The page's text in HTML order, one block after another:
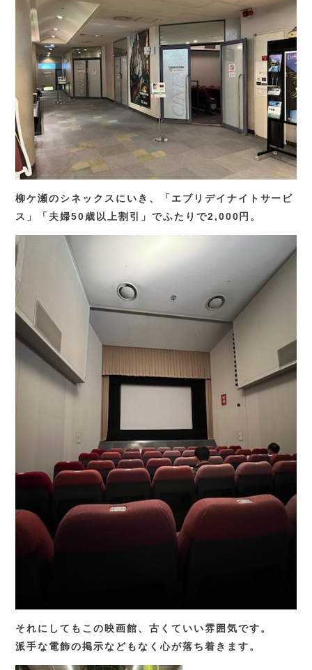
柳ケ瀬のシネックスにいき、「エブリデイナイトサービ
ス」「夫婦50歳以上割引」でふたりで2,000円。
それにしてもこの映画館、古くていい雰囲気です。
派手な電飾の掲示などもなく心が落ち着きます。